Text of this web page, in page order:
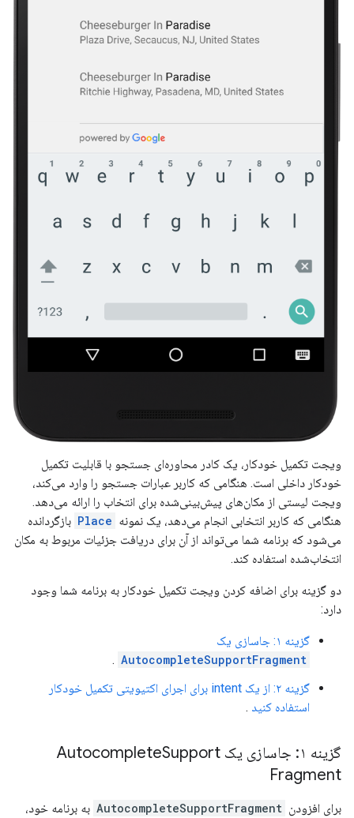
ویجت تکمیل خودکار، یک کادر محاوره‌ای جستجو با قابلیت تکمیل
خودکار داخلی است. هنگامی که کاربر عبارات جستجو را وارد می‌کند،
ویجت لیستی از مکان‌های پیش‌بینی‌شده برای انتخاب را ارائه می‌دهد.
هنگامی که کاربر انتخابی انجام می‌دهد، یک نمونه Place بازگردانده
می‌شود که برنامه شما می‌تواند از آن برای دریافت جزئیات مربوط به مکان
انتخاب‌شده استفاده کند.
دو گزینه برای اضافه کردن ویجت تکمیل خودکار به برنامه شما وجود
دارد:
گزینه ۱: جاسازی یک
AutocompleteSupportFragment
.
گزینه ۲: از یک intent برای اجرای اکتیویتی تکمیل خودکار
استفاده کنید .
گزینه ۱: جاسازی یک Autocomplete
Support
Fragment
برای افزودن AutocompleteSupportFragment به برنامه خود،